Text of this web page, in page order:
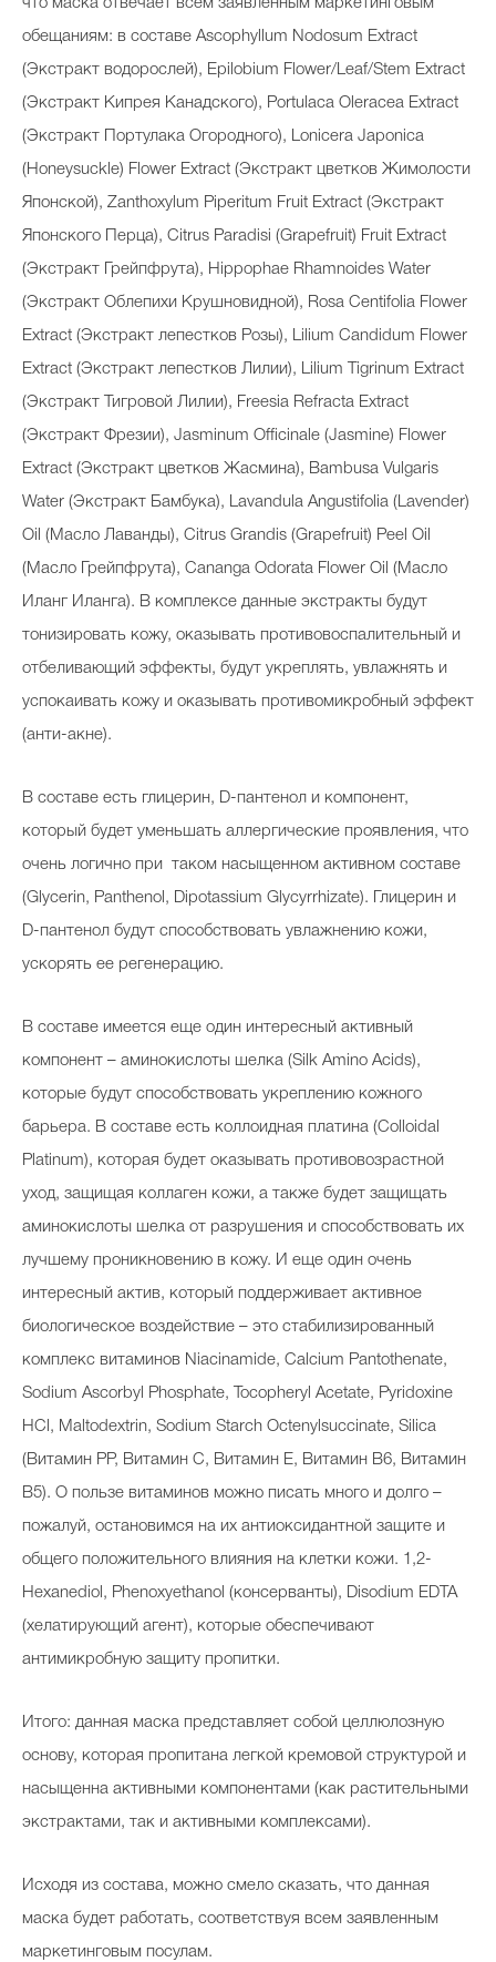
что маска отвечает всем заявленным маркетинговым
обещаниям: в составе Ascophyllum Nodosum Extract
(Экстракт водорослей), Epilobium Flower/Leaf/Stem Extract
(Экстракт Кипрея Канадского), Portulaca Oleracea Extract
(Экстракт Портулака Огородного), Lonicera Japonica
(Honeysuckle) Flower Extract (Экстракт цветков Жимолости
Японской), Zanthoxylum Piperitum Fruit Extract (Экстракт
Японского Перца), Citrus Paradisi (Grapefruit) Fruit Extract
(Экстракт Грейпфрута), Hippophae Rhamnoides Water
(Экстракт Облепихи Крушновидной), Rosa Centifolia Flower
Extract (Экстракт лепестков Розы), Lilium Candidum Flower
Extract (Экстракт лепестков Лилии), Lilium Tigrinum Extract
(Экстракт Тигровой Лилии), Freesia Refracta Extract
(Экстракт Фрезии), Jasminum Officinale (Jasmine) Flower
Extract (Экстракт цветков Жасмина), Bambusa Vulgaris
Water (Экстракт Бамбука), Lavandula Angustifolia (Lavender)
Oil (Масло Лаванды), Citrus Grandis (Grapefruit) Peel Oil
(Масло Грейпфрута), Cananga Odorata Flower Oil (Масло
Иланг Иланга). В комплексе данные экстракты будут
тонизировать кожу, оказывать противовоспалительный и
отбеливающий эффекты, будут укреплять, увлажнять и
успокаивать кожу и оказывать противомикробный эффект
(анти-акне).
В составе есть глицерин, D-пантенол и компонент,
который будет уменьшать аллергические проявления, что
очень логично при таком насыщенном активном составе
(Glycerin, Panthenol, Dipotassium Glycyrrhizate). Глицерин и
D-пантенол будут способствовать увлажнению кожи,
ускорять ее регенерацию.
В составе имеется еще один интересный активный
компонент – аминокислоты шелка (Silk Amino Acids),
которые будут способствовать укреплению кожного
барьера. В составе есть коллоидная платина (Colloidal
Platinum), которая будет оказывать противовозрастной
уход, защищая коллаген кожи, а также будет защищать
аминокислоты шелка от разрушения и способствовать их
лучшему проникновению в кожу. И еще один очень
интересный актив, который поддерживает активное
биологическое воздействие – это стабилизированный
комплекс витаминов Niacinamide, Calcium Pantothenate,
Sodium Ascorbyl Phosphate, Tocopheryl Acetate, Pyridoxine
HCl, Maltodextrin, Sodium Starch Octenylsuccinate, Silica
(Витамин РР, Витамин С, Витамин Е, Витамин В6, Витамин
В5). О пользе витаминов можно писать много и долго –
пожалуй, остановимся на их антиоксидантной защите и
общего положительного влияния на клетки кожи. 1,2-
Hexanediol, Phenoxyethanol (консерванты), Disodium EDTA
(хелатирующий агент), которые обеспечивают
антимикробную защиту пропитки.
Итого: данная маска представляет собой целлюлозную
основу, которая пропитана легкой кремовой структурой и
насыщенна активными компонентами (как растительными
экстрактами, так и активными комплексами).
Исходя из состава, можно смело сказать, что данная
маска будет работать, соответствуя всем заявленным
маркетинговым посулам.